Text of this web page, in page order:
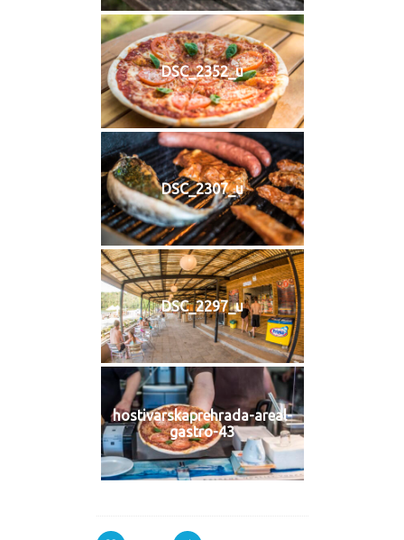
DSC_2352_u
DSC_2307_u
DSC_2297_u
hostivarskaprehrada-areal-
gastro-43